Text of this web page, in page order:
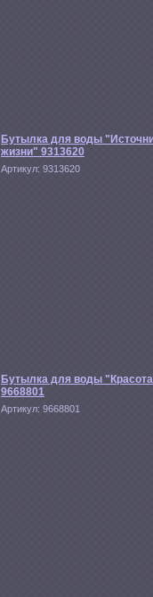
Бутылка для воды
жизни" 9313620
Артикул: 9313620
Бутылка для воды
9668801
Артикул: 9668801